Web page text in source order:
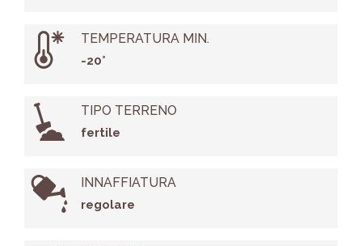
TEMPERATURA MIN.
-20°
TIPO TERRENO
fertile
INNAFFIATURA
regolare